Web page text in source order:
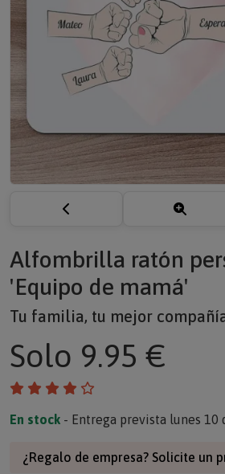
Alfombrilla ratón
'Equipo de mamá'
Tu familia, tu mejor
Solo 9.95 €
En stock - Entrega prevista lunes 10
¿Regalo de empresa? Solicite un